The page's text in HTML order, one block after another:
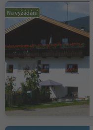
Na vyžádání